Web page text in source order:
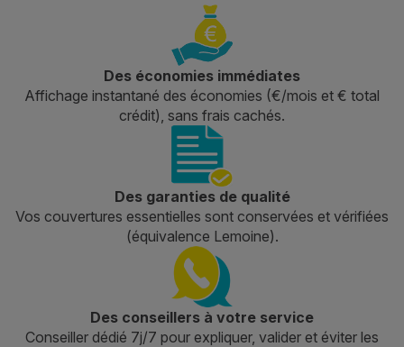
Des économies immédiates
Affichage instantané des économies (€/mois et € total
crédit), sans frais cachés.
Des garanties de qualité
Vos couvertures essentielles sont conservées et vérifiées
(équivalence Lemoine).
Des conseillers à votre service
Conseiller dédié 7j/7 pour expliquer, valider et éviter les